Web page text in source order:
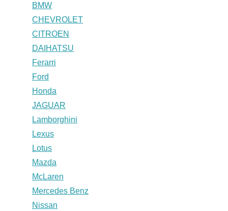
BMW
CHEVROLET
CITROEN
DAIHATSU
Ferarri
Ford
Honda
JAGUAR
Lamborghini
Lexus
Lotus
Mazda
McLaren
Mercedes Benz
Nissan